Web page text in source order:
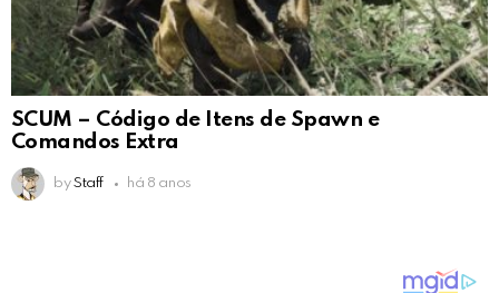
SCUM – Código de Itens de Spawn e
Comandos Extra
by Staff há 8 anos